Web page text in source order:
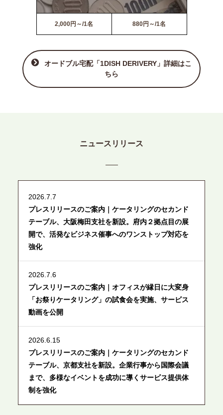
2,000円～/1名 880円～/1名
オードブル宅配「1DISH DERIVERY」詳細はこ
ちら
ニュースリリース
2026.7.7
プレスリリースのご案内｜ケータリングのセカンド
テーブル、大阪梅田支社を新設。府内２拠点目の展
開で、活発なビジネス催事へのワンストップ対応を
強化
2026.7.6
プレスリリースのご案内｜オフィスが縁日に大変身
「お祭りケータリング」の試食会を実施、サービス
動画を公開
2026.6.15
プレスリリースのご案内｜ケータリングのセカンド
テーブル、京都支社を新設。企業行事から国際会議
まで、多様なイベントを成功に導くサービス提供体
制を強化